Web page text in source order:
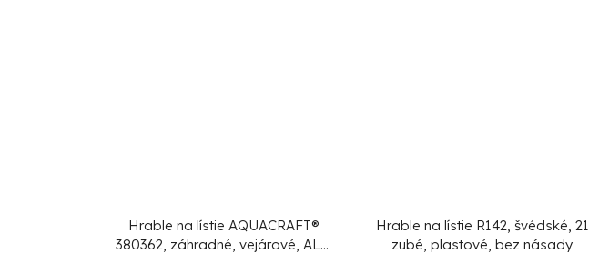
Hrable na lístie AQUACRAFT®
380362, záhradné, vejárové, ALU
Hrable na lístie R142, švédské, 21
zubé, plastové, bez násady